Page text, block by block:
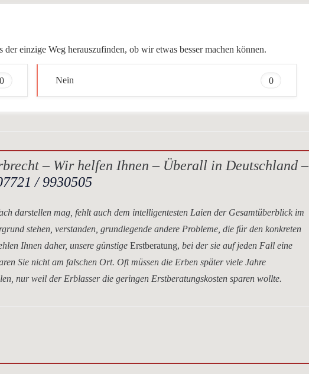
einzige Weg herauszufinden, ob wir etwas besser machen können.
0 Nein 0
– Wir helfen Ihnen – Überall in Deutschland –
/ 9930505
darstellen mag, fehlt auch dem intelligentesten Laien der Gesamtüberblick im
stehen, verstanden, grundlegende andere Probleme, die für den konkreten
Ihnen daher, unsere günstige Erstberatung, bei der sie auf jeden Fall eine
Sie nicht am falschen Ort. Oft müssen die Erben später viele Jahre
nur weil der Erblasser die geringen Erstberatungskosten sparen wollte.